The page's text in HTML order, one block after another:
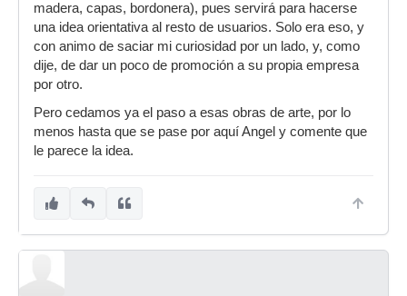
madera, capas, bordonera), pues servirá para hacerse
una idea orientativa al resto de usuarios. Solo era eso, y
con animo de saciar mi curiosidad por un lado, y, como
dije, de dar un poco de promoción a su propia empresa
por otro.
Pero cedamos ya el paso a esas obras de arte, por lo
menos hasta que se pase por aquí Angel y comente que
le parece la idea.